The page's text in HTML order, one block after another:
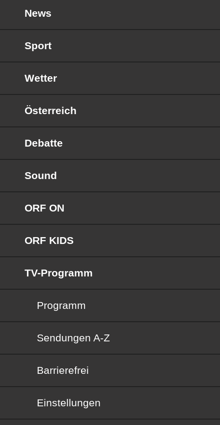
News
Sport
Wetter
Österreich
Debatte
Sound
ORF ON
ORF KIDS
TV-Programm
Programm
Sendungen von A bis Z
Sendungen A-Z
Barrierefrei
Barrierefrei
Einstellungen